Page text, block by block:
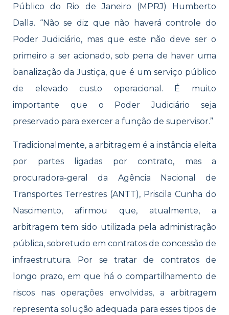
Público do Rio de Janeiro (MPRJ) Humberto
Dalla. “Não se diz que não haverá controle do
Poder Judiciário, mas que este não deve ser o
primeiro a ser acionado, sob pena de haver uma
banalização da Justiça, que é um serviço público
de elevado custo operacional. É muito
importante que o Poder Judiciário seja
preservado para exercer a função de supervisor.”
Tradicionalmente, a arbitragem é a instância eleita
por partes ligadas por contrato, mas a
procuradora-geral da Agência Nacional de
Transportes Terrestres (ANTT), Priscila Cunha do
Nascimento, afirmou que, atualmente, a
arbitragem tem sido utilizada pela administração
pública, sobretudo em contratos de concessão de
infraestrutura. Por se tratar de contratos de
longo prazo, em que há o compartilhamento de
riscos nas operações envolvidas, a arbitragem
representa solução adequada para esses tipos de